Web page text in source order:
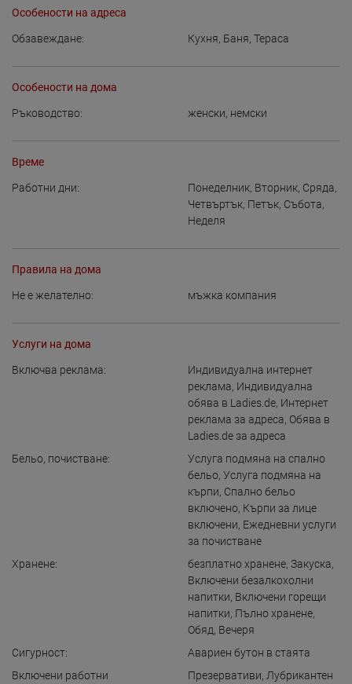
Особености на адреса
Обзавеждане: Кухня, Баня, Тераса
Особености на дома
Ръководство: женски, немски
Време
Работни дни: Понеделник, Вторник, Сряда,
Четвъртък, Петък, Събота,
Неделя
Правила на дома
Не е желателно: мъжка компания
Услуги на дома
Включва реклама:
Индивидуална интернет
реклама, Индивидуална
обява в Ladies.de, Интернет
реклама за адреса, Обява в
Ladies.de за адреса
Бельо, почистване:
Услуга подмяна на спално
бельо, Услуга подмяна на
кърпи, Спално бельо
включено, Кърпи за лице
включени, Ежедневни услуги
за почистване
Хранене:
безплатно хранене, Закуска,
Включени безалкохолни
напитки, Включени горещи
напитки, Пълно хранене,
Обяд, Вечеря
Сигурност:
Авариен бутон в стаята
Включени работни
Презервативи, Лубрикантен